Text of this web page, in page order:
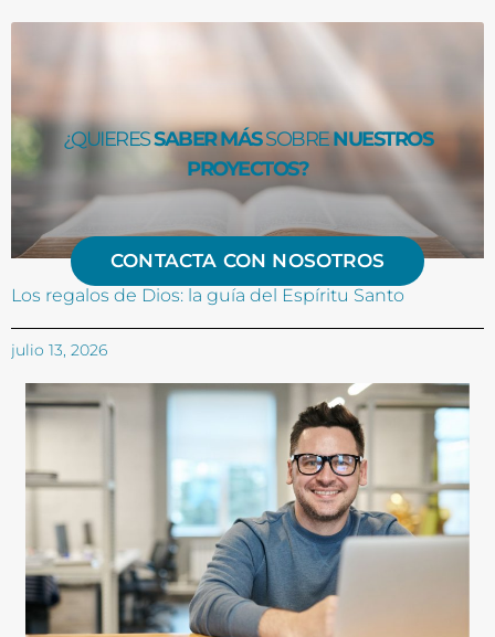
Los regalos de Dios: la guía del Espíritu Santo
julio 13, 2026
¿QUIERESSABER MÁSSOBRENUESTROS
PROYECTOS?
CONTACTA CON NOSOTROS